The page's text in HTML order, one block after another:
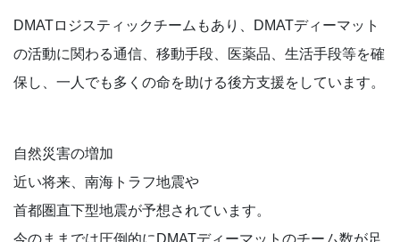
DMATロジスティックチームもあり、DMATディーマット
の活動に関わる通信、移動手段、医薬品、生活手段等を確
保し、一人でも多くの命を助ける後方支援をしています。
自然災害の増加
近い将来、南海トラフ地震や
首都圏直下型地震が予想されています。